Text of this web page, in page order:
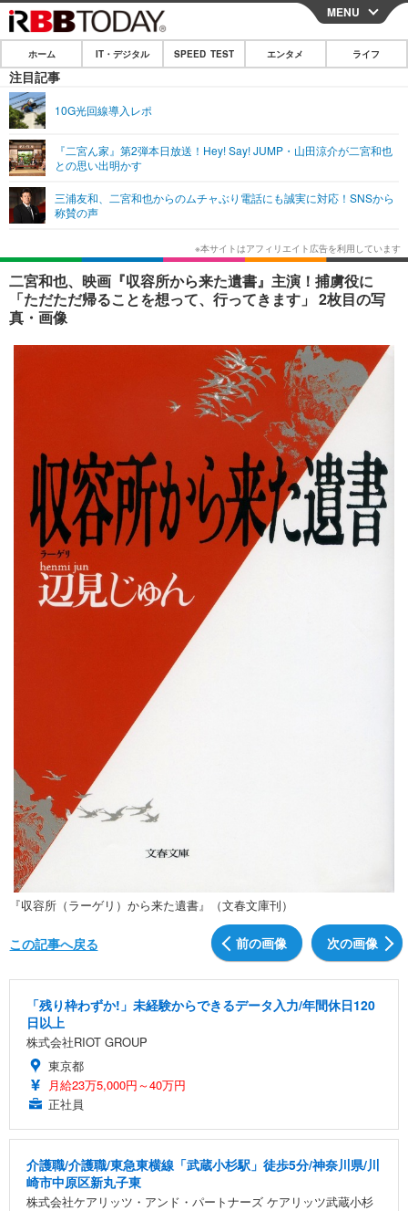
CLOSE
ホーム
IT・デジタル
ネタ
ショッピング その他
SPEED TEST
エンタメ
エンタメTOP
韓国・芸能
音楽 スポーツ
その他
ライフ
ライフTOP グルメ
ペット ショッピング
リリース一覧
プッシュ通知の停止方法
MENU
ホーム IT・デジタル SPEED TEST エンタメ ライフ
注目記事
10G光回線導入レポ
『二宮ん家』第2弾本日放送！Hey! Say! JUMP・山田涼介が二宮和也
との思い出明かす
三浦友和、二宮和也からのムチャぶり電話にも誠実に対応！SNSから
称賛の声
二宮和也、映画『収容所から来た遺書』主演！捕虜役に
「ただただ帰ることを想って、行ってきます」 2枚目の写
真・画像
『収容所（ラーゲリ）から来た遺書』（文春文庫刊）
前の画像 次の画像
この記事へ戻る
「残り枠わずか!」未経験からできるデータ入力/年間休日120
日以上
株式会社RIOT GROUP
東京都
月給23万5,000円～40万円
正社員
介護職/介護職/東急東横線「武蔵小杉駅」徒歩5分/神奈川県/川
崎市中原区新丸子東
株式会社ケアリッツ・アンド・パートナーズ ケアリッツ武蔵小杉